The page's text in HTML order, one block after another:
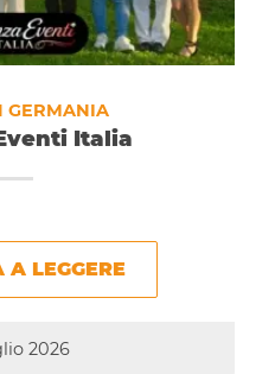
GERMANIA
Italia
A LEGGERE
2026